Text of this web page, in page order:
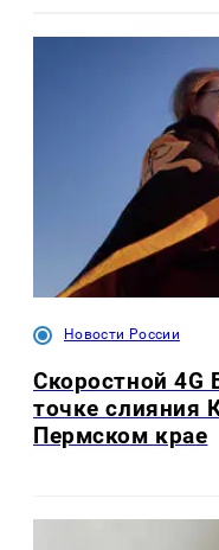
Новости России
Скоростной 4G
точке слияния
Пермском крае